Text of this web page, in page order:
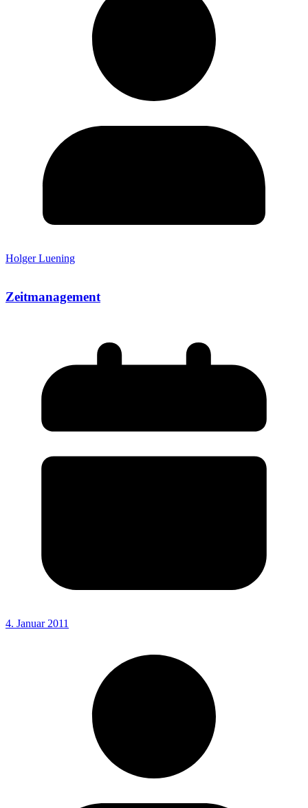
Holger Luening
Zeitmanagement
4. Januar 2011